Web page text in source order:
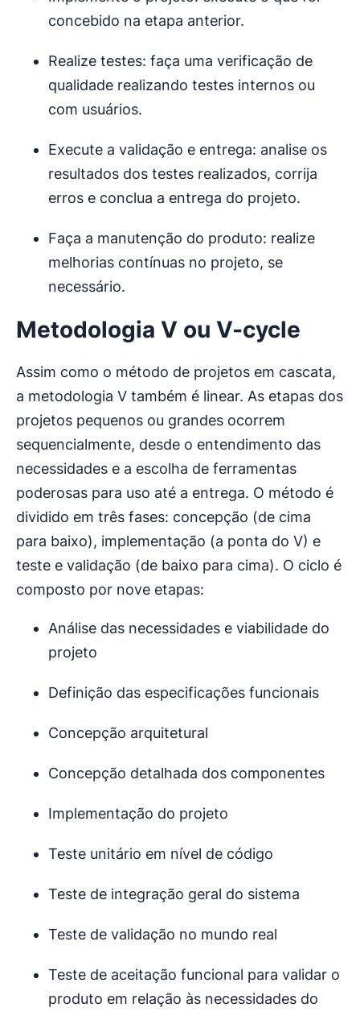
concebido na etapa anterior.
Realize testes: faça uma verificação de
qualidade realizando testes internos ou
com usuários.
Execute a validação e entrega: analise os
resultados dos testes realizados, corrija
erros e conclua a entrega do projeto.
Faça a manutenção do produto: realize
melhorias contínuas no projeto, se
necessário.
Metodologia V ou V-cycle
Assim como o método de projetos em cascata,
a metodologia V também é linear. As etapas dos
projetos pequenos ou grandes ocorrem
sequencialmente, desde o entendimento das
necessidades e a escolha de ferramentas
poderosas para uso até a entrega. O método é
dividido em três fases: concepção (de cima
para baixo), implementação (a ponta do V) e
teste e validação (de baixo para cima). O ciclo é
composto por nove etapas:
Análise das necessidades e viabilidade do
projeto
Definição das especificações funcionais
Concepção arquitetural
Concepção detalhada dos componentes
Implementação do projeto
Teste unitário em nível de código
Teste de integração geral do sistema
Teste de validação no mundo real
Teste de aceitação funcional para validar o
produto em relação às necessidades do